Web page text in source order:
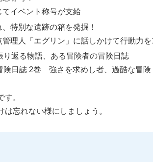
イベント称号が支給
特別な遺跡の箱を発掘！
理人「エグリン」に話しかけて行動力
り返る物語、ある冒険者の冒険日誌
日誌 2巻 強さを求めし者、過酷な冒険
。
忘れない様にしましょう。